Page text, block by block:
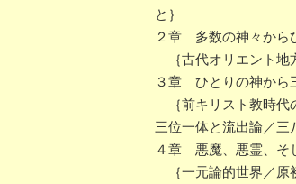
と｝
２章 多数の神々から
｛古代オリエント地
３章 ひとりの神から
｛前キリスト教時代
三位一体と流出論／三
４章 悪魔、悪霊、そ
｛一元論的世界／原